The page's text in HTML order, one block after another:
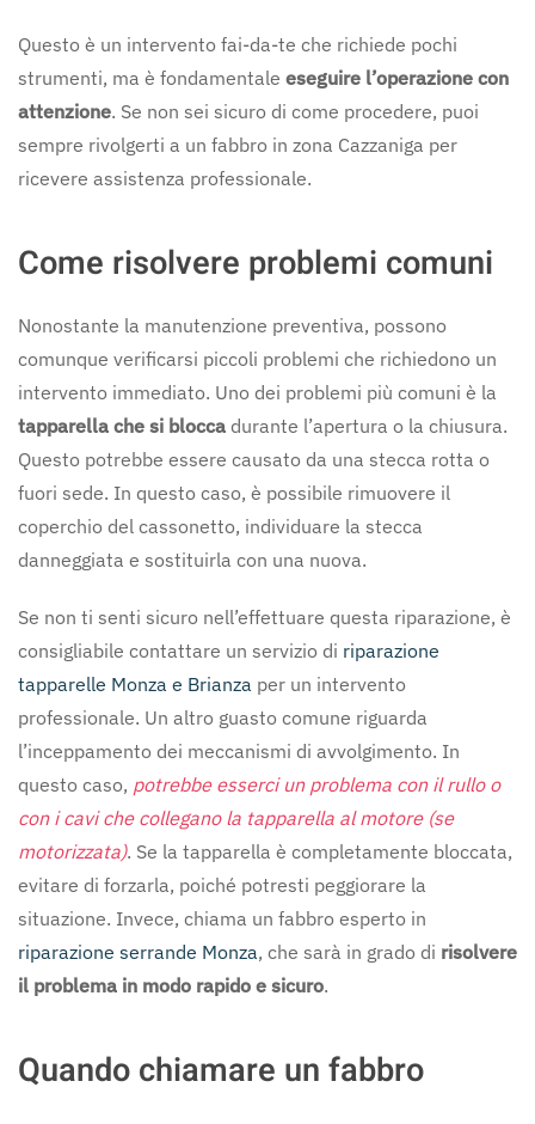
Questo è un intervento fai-da-te che richiede pochi
strumenti, ma è fondamentale eseguire l’operazione con
attenzione. Se non sei sicuro di come procedere, puoi
sempre rivolgerti a un fabbro in zona Cazzaniga per
ricevere assistenza professionale.
Come risolvere problemi comuni
Nonostante la manutenzione preventiva, possono
comunque verificarsi piccoli problemi che richiedono un
intervento immediato. Uno dei problemi più comuni è la
tapparella che si blocca durante l’apertura o la chiusura.
Questo potrebbe essere causato da una stecca rotta o
fuori sede. In questo caso, è possibile rimuovere il
coperchio del cassonetto, individuare la stecca
danneggiata e sostituirla con una nuova.
Se non ti senti sicuro nell’effettuare questa riparazione, è
consigliabile contattare un servizio di riparazione
tapparelle Monza e Brianza per un intervento
professionale. Un altro guasto comune riguarda
l’inceppamento dei meccanismi di avvolgimento. In
questo caso, potrebbe esserci un problema con il rullo o
con i cavi che collegano la tapparella al motore (se
motorizzata). Se la tapparella è completamente bloccata,
evitare di forzarla, poiché potresti peggiorare la
situazione. Invece, chiama un fabbro esperto in
riparazione serrande Monza, che sarà in grado di risolvere
il problema in modo rapido e sicuro.
Quando chiamare un fabbro